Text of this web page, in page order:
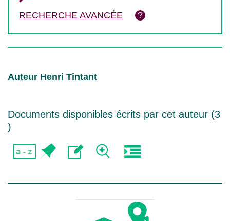
RECHERCHE AVANCÉE
Auteur Henri Tintant
Documents disponibles écrits par cet auteur (3
)